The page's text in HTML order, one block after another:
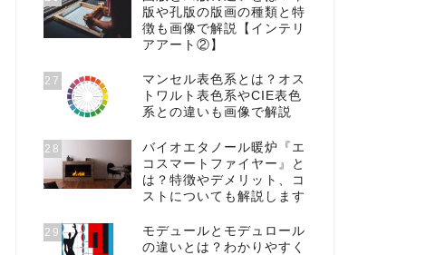
版や孔版の版画の種類と特
徴も画像で解説【インテリ
アアート②】
27
マンセル表色系とは？オス
トワルト表色系やCIE表色
系との違いも画像で解説
28
バイオエタノール暖炉『エ
コスマートファイヤー』と
は？特徴やデメリット、コ
ストについても解説します
29
モデュールとモデュロール
の違いとは？わかりやすく